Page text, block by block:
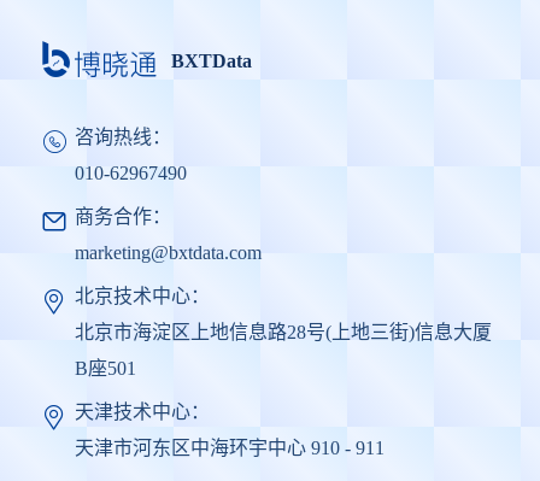
BXTData
咨询热线：
010-62967490
商务合作：
marketing@bxtdata.com
北京技术中心：
北京市海淀区上地信息路28号(上地三街)信息大厦
B座501
天津技术中心：
天津市河东区中海环宇中心 910 - 911